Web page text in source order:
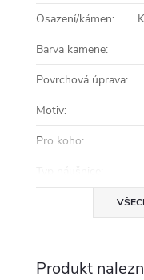
Osazení/kámen:
Barva kamene:
Povrchová úprava:
Motiv:
Pro koho:
Produkt